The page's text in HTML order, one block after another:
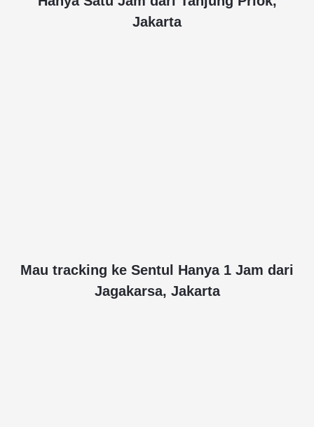
Jakarta
Mau tracking ke Sentul Hanya 1 Jam dari
Jagakarsa, Jakarta